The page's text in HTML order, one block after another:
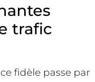
trafic
fidèle passe par